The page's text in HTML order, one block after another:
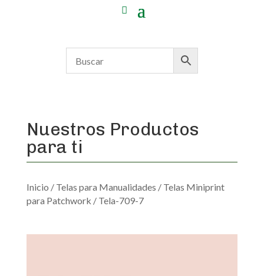
Nuestros Productos
para ti
Inicio / Telas para Manualidades / Telas Miniprint
para Patchwork / Tela-709-7